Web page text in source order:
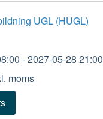
UGL (HUGL)
- 2027-05-28 21:00
moms